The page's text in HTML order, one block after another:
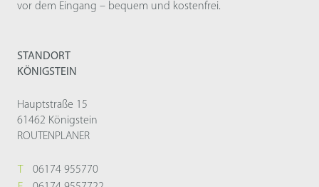
vor dem Eingang – bequem und kostenfrei.
STANDORT
KÖNIGSTEIN
Hauptstraße 15
61462 Königstein
ROUTENPLANER
06174 955770